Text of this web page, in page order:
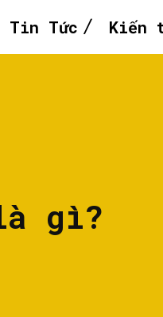
Tin Tức Kiến
gì?